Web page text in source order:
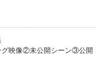
グ映像②未公開シーン③公開